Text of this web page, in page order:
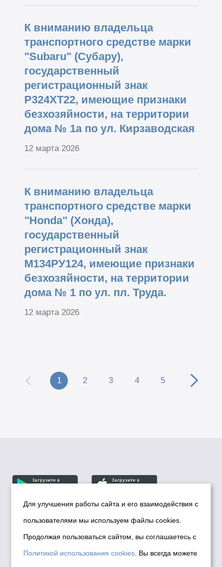
К вниманию владельца
транспортного средстве марки
"Subaru" (Субару),
государственный
регистрационный знак
Р324ХТ22, имеющие признаки
безхозяйности, на территории
дома № 1а по ул. Кирзаводская
12 марта 2026
К вниманию владельца
транспортного средстве марки
"Honda" (Хонда),
государственный
регистрационный знак
М134РУ124, имеющие признаки
безхозяйности, на территории
дома № 1 по ул. пл. Труда.
12 марта 2026
1 2 3 4 5
© Департамент информационной политики мэрии
города Новосибирска, 2026
Политика использования Cookies
Для улучшения работы сайта и его взаимодействия с
пользователями мы используем файлы cookies.
Продолжая пользоваться сайтом, вы соглашаетесь с
Политикой использования cookies . Вы всегда можете